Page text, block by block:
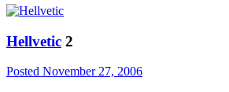
Hellvetic 2
Posted November 27, 2006